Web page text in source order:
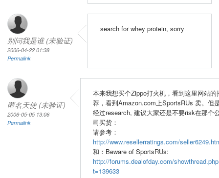
别问我是谁 (未验证)
2006-04-22 01:38
Permalink
search for whey protein, sorry
匿名天使 (未验证)
2006-05-05 13:06
Permalink
本来我想买个Zippo打火机，看到这里网站的
荐，看到Amazon.com上SportsRUs 卖。但
经过research, 建议大家还是不要risk在那个
司买货：
请参考：
http://www.resellerratings.com/
和：Beware of SportsRUs:
http://forums.dealofday.com/
t=139633